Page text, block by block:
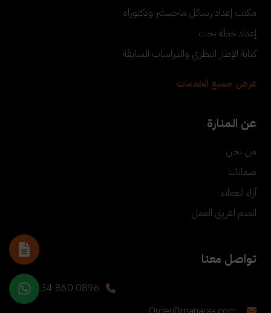
مكتب إعداد رسائل ماجستير ودكتوراه
إعداد خطة بحث
كتابة الإطار النظري والدراسات السابقة
عرض جميع الخدمات
عن المنارة
من نحن
ضماناتنا
آراء العملاء
انضم لفريق العمل
تواصل معنا
+90 534 860 0896